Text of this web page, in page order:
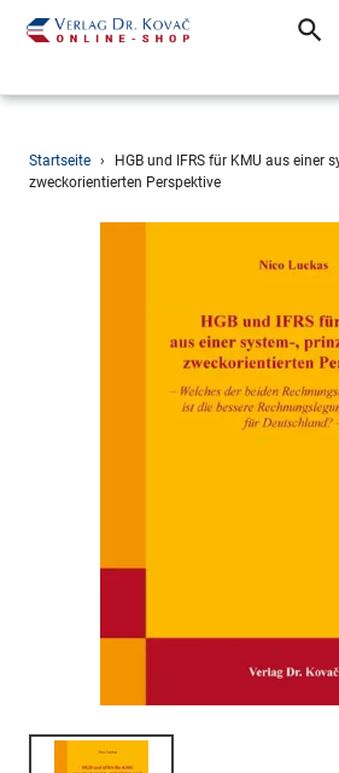
Direkt
zum
Startseite ›
HGB und IFRS für KMU aus einer
zweckorientierten Perspektive